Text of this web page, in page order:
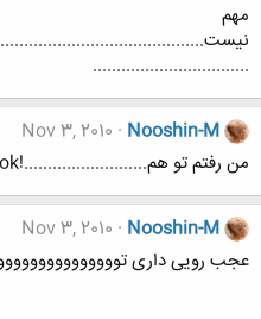
مهم
.................................
Nooshin-M
Nov 3, 2010
من رفتم تو هم..........................!ok
Nooshin-M
Nov 3, 2010
عجب رویی داری